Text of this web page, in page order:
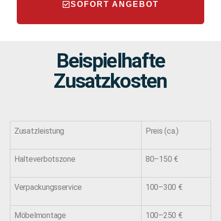
SOFORT ANGEBOT
Beispielhafte
Zusatzkosten
Zusatzleistung Preis (ca.)
Halteverbotszone 80–150 €
Verpackungsservice 100–300 €
Möbelmontage 100–250 €